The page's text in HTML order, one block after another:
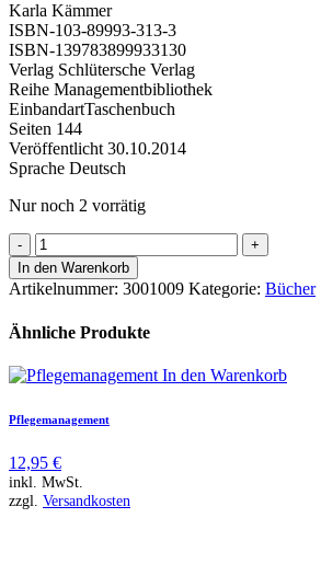
Karla Kämmer
ISBN-103-89993-313-3
ISBN-139783899933130
Verlag Schlütersche Verlag
Reihe Managementbibliothek
EinbandartTaschenbuch
Seiten 144
Veröffentlicht 30.10.2014
Sprache Deutsch
Nur noch 2 vorrätig
Personalentwicklung
Menge
In den Warenkorb
Artikelnummer: 3001009 Kategorie: Bücher
Ähnliche Produkte
In den Warenkorb
Pflegemanagement
12,95 €
inkl. MwSt.
zzgl. Versandkosten